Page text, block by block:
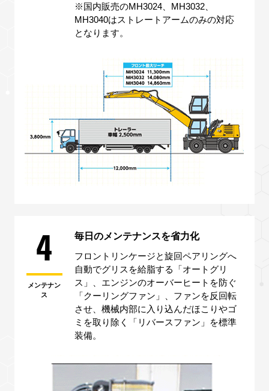
※国内販売のMH3024、MH3032、
MH3040はストレートアームのみの対応
となります。
4
メンテナン
ス
毎日のメンテナンスを省力化
フロントリンケージと旋回ペアリングへ
自動でグリスを給脂する「オートグリ
ス」、エンジンのオーバーヒートを防ぐ
「クーリングファン」、ファンを反回転
させ、機械内部に入り込んだほこりやゴ
ミを取り除く「リバースファン」を標準
装備。